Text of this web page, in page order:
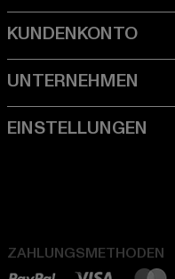
ZAHLUNGSMETHODEN